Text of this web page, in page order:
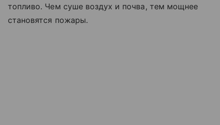
топливо. Чем суше воздух и почва, тем мощнее
становятся пожары.